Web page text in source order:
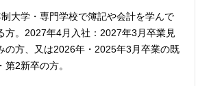
大学・専門学校で簿記や会計を学んで
方。2027年4月入社：2027年3月卒業見
の方、又は2026年・2025年3月卒業の既
第2新卒の方。